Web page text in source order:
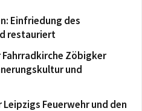
Einfriedung des
restauriert
Fahrradkirche Zöbigker
und
Feuerwehr und den